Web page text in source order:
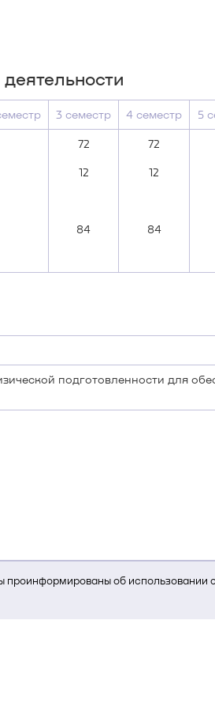
об
3 семестр 4 семестр 5
72 72
12 12
84 84
подготовленности для